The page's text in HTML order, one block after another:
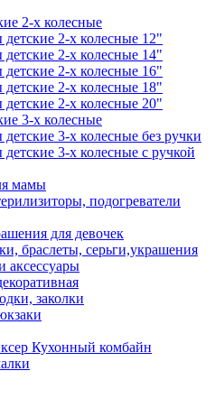
2-х колесные
2-х колесные 12"
2-х колесные 14"
2-х колесные 16"
2-х колесные 18"
2-х колесные 20"
3-х колесные
3-х колесные без ручки
3-х колесные с ручкой
мамы
подогреватели
для девочек
браслеты, серьги,украшения
аксессуары
заколки
Кухонный комбайн